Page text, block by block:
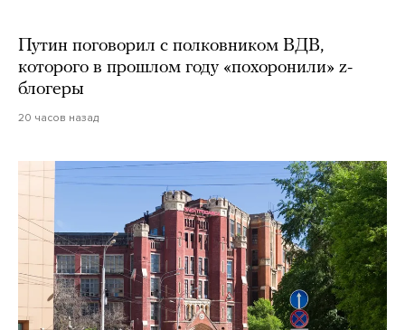
Путин поговорил с полковником ВДВ,
которого в прошлом году «похоронили» z-
блогеры
20 часов назад